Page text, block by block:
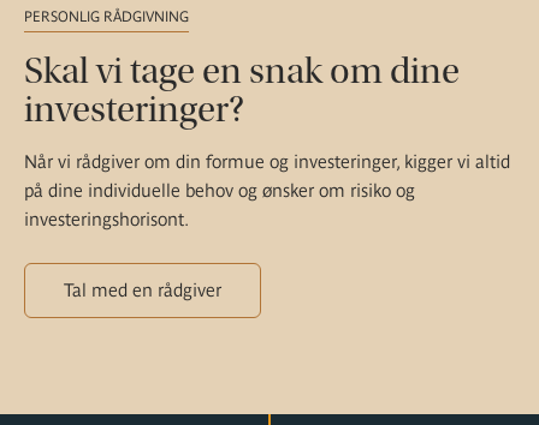
PERSONLIG RÅDGIVNING
Skal vi tage en snak om dine
investeringer?
Når vi rådgiver om din formue og investeringer, kigger vi altid
på dine individuelle behov og ønsker om risiko og
investeringshorisont.
Tal med en rådgiver